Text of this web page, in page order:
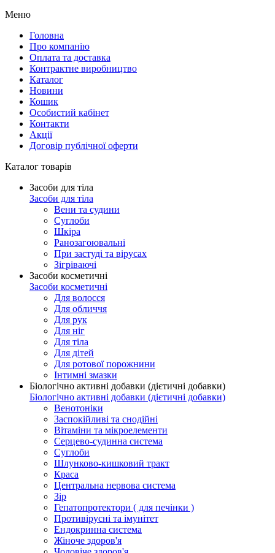
Меню
Головна
Про компанію
Оплата та доставка
Контрактне виробництво
Каталог
Новини
Кошик
Особистий кабінет
Контакти
Акції
Договір публічної оферти
Каталог товарів
Засоби для тіла
Засоби для тіла
Вени та судини
Суглоби
Шкіра
Ранозагоювальні
При застуді та вірусах
Зігріваючі
Засоби косметичні
Засоби косметичні
Для волосся
Для обличчя
Для рук
Для ніг
Для тіла
Для дітей
Для ротової порожнини
Інтимні змазки
Біологічно активні добавки (дієтичні добавки)
Біологічно активні добавки (дієтичні добавки)
Венотоніки
Заспокійливі та снодійні
Вітаміни та мікроелементи
Серцево-судинна система
Суглоби
Шлунково-кишковий тракт
Краса
Центральна нервова система
Зір
Гепатопротектори ( для печінки )
Противірусні та імунітет
Ендокринна система
Жіноче здоров'я